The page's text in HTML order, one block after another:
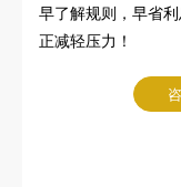
早了解规则，早省
正减轻压力！